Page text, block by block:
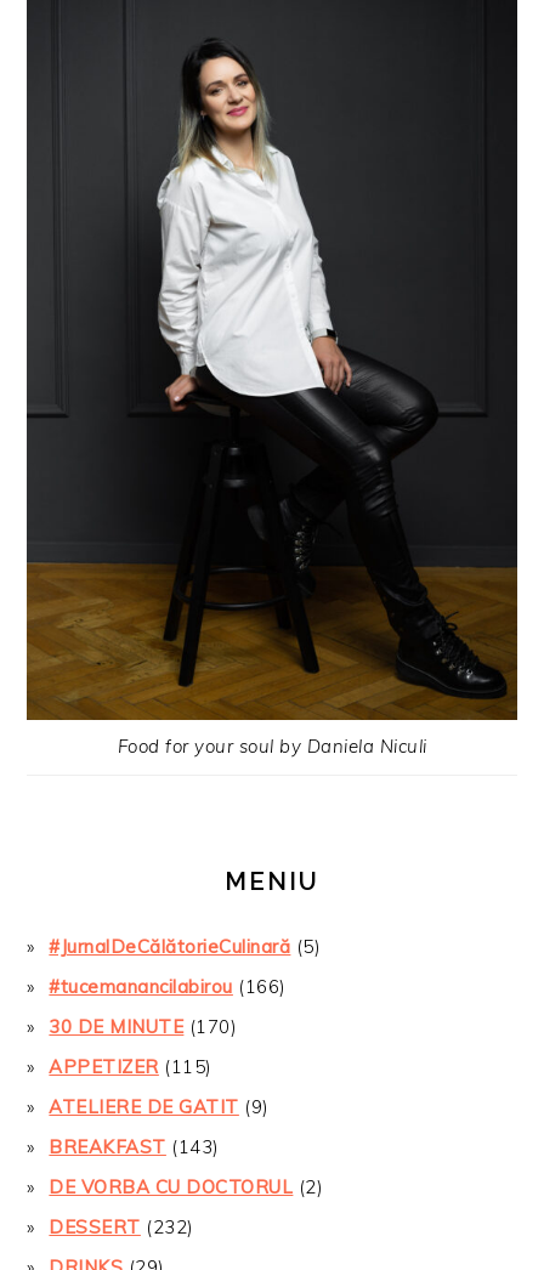
Food for your soul by Daniela Niculi
MENIU
#JurnalDeCălătorieCulinară (5)
#tucemanancilabirou (166)
30 DE MINUTE(170)
APPETIZER(115)
ATELIERE DE GATIT (9)
BREAKFAST (143)
DE VORBA CU DOCTORUL (2)
DESSERT (232)